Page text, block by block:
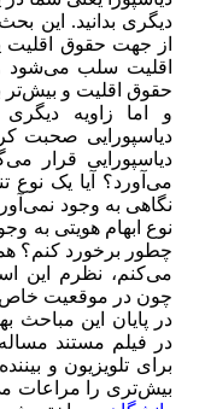
دیگری بدانید. این
از جهت حقوق
اقلیت سلب می‌شود
حقوق اقلیت و بیش‌تر
و اما زاویه
دیاسپورایی صحبت
دیاسپورایی قرار
می‌آورد؟ آیا یک نوع
نگاهی به وجود
نوع ابهام هویتی به
چطور برخورد کنم؟
می‌کنم، نظرم این
چون در موقعیت خاص
در پایان این مباحث
در فیلم مستند
برای تلویزیون و
بیش‌تری را مراعات